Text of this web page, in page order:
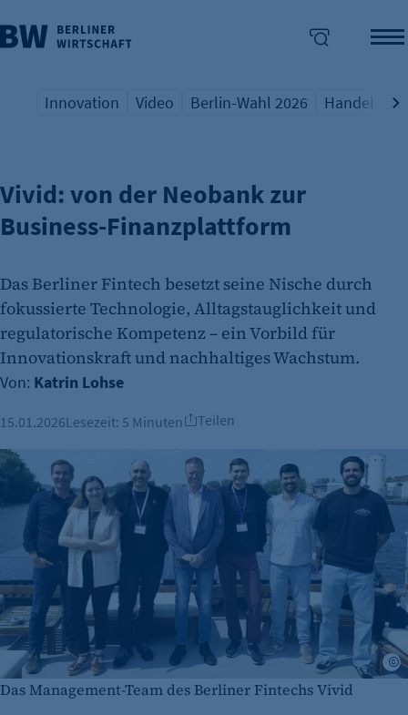
überspringen
Übersicht Schlagwort
Innovation
Übersicht Schlagwort
Video
Übersicht Schlagwort
Berlin-Wahl 2026
Übersicht
Handel
FINTECH-SZENE BERLIN
Vivid: von der Neobank zur
Business-Finanzplattform
Das Berliner Fintech besetzt seine Nische durch
fokussierte Technologie, Alltagstauglichkeit und
regulatorische Kompetenz – ein Vorbild für
Innovationskraft und nachhaltiges Wachstum.
Von: Katrin Lohse
15.01.2026Lesezeit: 5 Minuten Teilen
Das Management-Team des Berliner Fintechs Vivid